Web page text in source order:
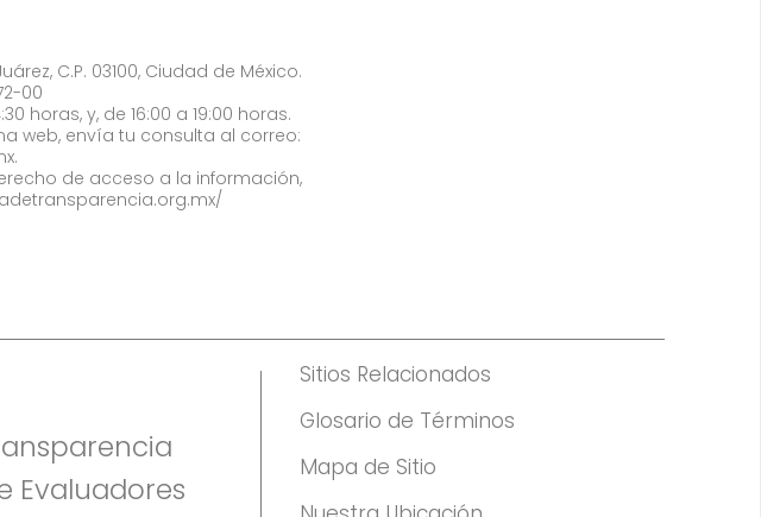
C.P. 03100, Ciudad de México.
00
horas, y, de 16:00 a 19:00 horas.
web, envía tu consulta al correo:
.
de acceso a la información,
Evaluadores
Sitios Relacionados
Glosario de Términos
Mapa de Sitio